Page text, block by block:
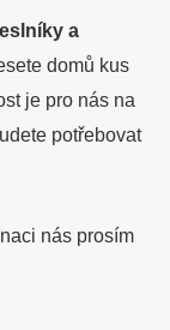
a
domů kus
je pro nás na
potřebovat
nás prosím